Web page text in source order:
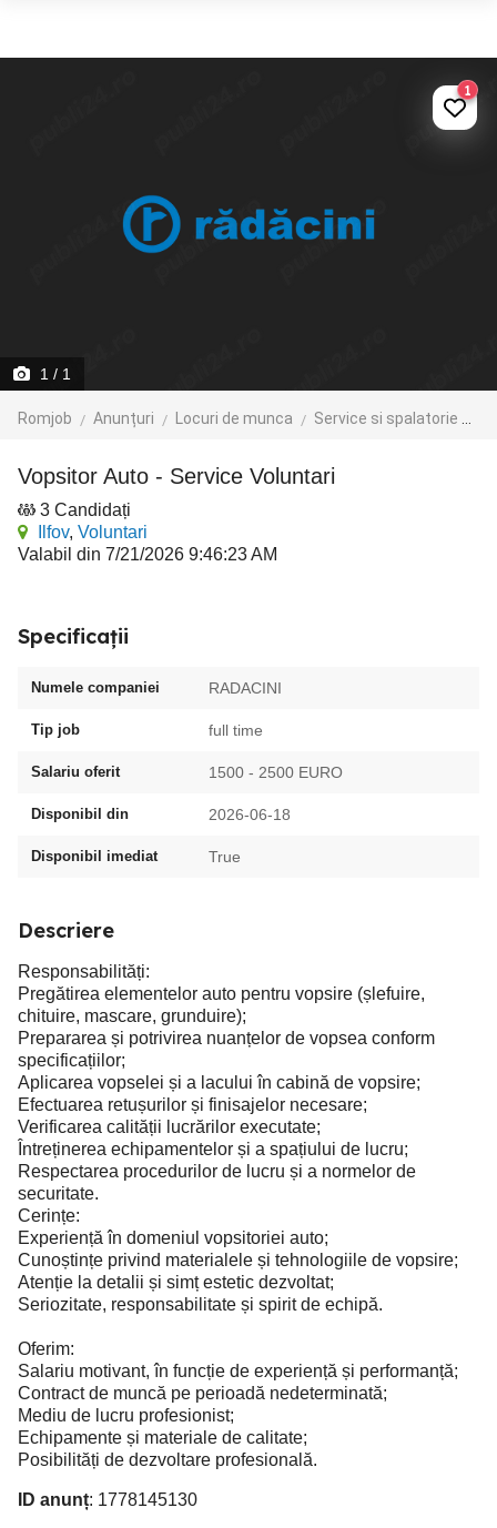
1 / 1
Romjob Anunțuri Locuri de munca Service si spalatorie auto
1
Vopsitor Auto - Service Voluntari
3 Candidați
Ilfov, Voluntari
Valabil din 7/21/2026 9:46:23 AM
Specificații
Numele companiei RADACINI
Tip job full time
Salariu oferit 1500 - 2500 EURO
Disponibil din 2026-06-18
Disponibil imediat True
Descriere
Responsabilități:
Pregătirea elementelor auto pentru vopsire (șlefuire,
chituire, mascare, grunduire);
Prepararea și potrivirea nuanțelor de vopsea conform
specificațiilor;
Aplicarea vopselei și a lacului în cabină de vopsire;
Efectuarea retușurilor și finisajelor necesare;
Verificarea calității lucrărilor executate;
Întreținerea echipamentelor și a spațiului de lucru;
Respectarea procedurilor de lucru și a normelor de
securitate.
Cerințe:
Experiență în domeniul vopsitoriei auto;
Cunoștințe privind materialele și tehnologiile de vopsire;
Atenție la detalii și simț estetic dezvoltat;
Seriozitate, responsabilitate și spirit de echipă.
Oferim:
Salariu motivant, în funcție de experiență și performanță;
Contract de muncă pe perioadă nedeterminată;
Mediu de lucru profesionist;
Echipamente și materiale de calitate;
Posibilități de dezvoltare profesională.
ID anunț: 1778145130